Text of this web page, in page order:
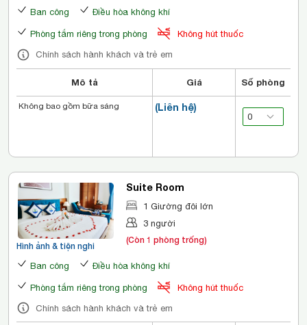
Ban công Điều hòa không khí
Phòng tắm riêng trong phòng
Không hút thuốc
Chính sách hành khách và trẻ em
Mô tả Giá Số phòng
(Liên hệ)
Không bao gồm bữa sáng
Hình ảnh & tiện nghi
Suite Room
1 Giường đôi lớn
3 người
(Còn 1 phòng trống)
Ban công Điều hòa không khí
Phòng tắm riêng trong phòng
Không hút thuốc
Chính sách hành khách và trẻ em